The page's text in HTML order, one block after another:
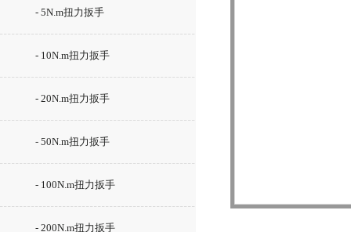
- 5N.m扭力扳手
- 10N.m扭力扳手
- 20N.m扭力扳手
- 50N.m扭力扳手
- 100N.m扭力扳手
- 200N.m扭力扳手